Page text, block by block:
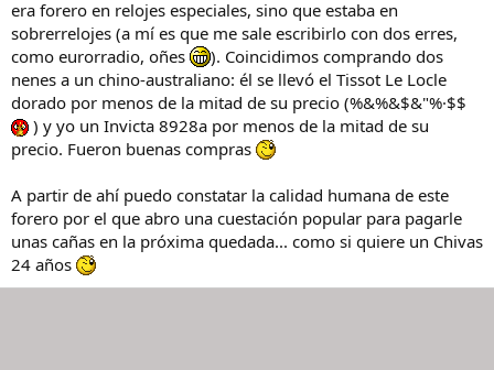
era forero en relojes especiales, sino que estaba en
sobrerrelojes (a mí es que me sale escribirlo con dos erres,
como eurorradio, oñes
). Coincidimos comprando dos
nenes a un chino-australiano: él se llevó el Tissot Le Locle
dorado por menos de la mitad de su precio (%&%&$&"%·$$
) y yo un Invicta 8928a por menos de la mitad de su
precio. Fueron buenas compras
A partir de ahí puedo constatar la calidad humana de este
forero por el que abro una cuestación popular para pagarle
unas cañas en la próxima quedada... como si quiere un Chivas
24 años